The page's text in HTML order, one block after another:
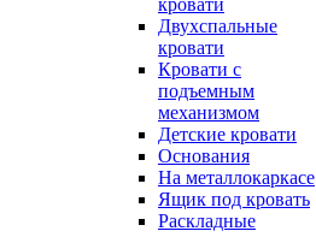
кровати
Двухспальные
кровати
Кровати с
подъемным
механизмом
Детские кровати
Основания
На металлокаркасе
Ящик под кровать
Раскладные